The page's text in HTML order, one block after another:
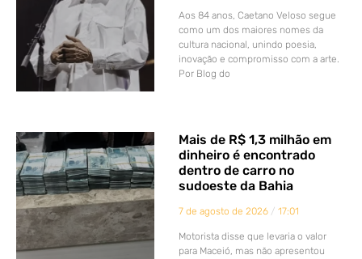
Aos 84 anos, Caetano Veloso segue
como um dos maiores nomes da
cultura nacional, unindo poesia,
inovação e compromisso com a arte.
Por Blog do
Mais de R$ 1,3 milhão em
dinheiro é encontrado
dentro de carro no
sudoeste da Bahia
7 de agosto de 2026 17:01
Motorista disse que levaria o valor
para Maceió, mas não apresentou